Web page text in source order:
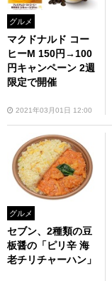
グルメ
マクドナルド コー
ヒーM 150円→100
円キャンペーン 2週
限定で開催
2021年03月01日 12:00
グルメ
セブン、2種類の豆
板醤の「ピリ辛 海
老チリチャーハン」